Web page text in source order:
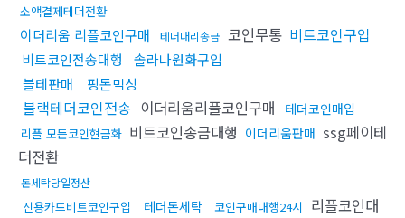
소액결제테더전환
이더리움 리플코인구매 테더대리송금 코인무통 비트코인구입
비트코인전송대행
솔라나원화구입
블테판매
핑돈믹싱
블랙테더코인전송 이더리움리플코인구매 테더코인매입
리플 모든코인현금화 비트코인송금대행 이더리움판매 ssg페이테
더전환
돈세탁당일정산
신용카드비트코인구입 테더돈세탁 코인구매대행24시
리플코인대